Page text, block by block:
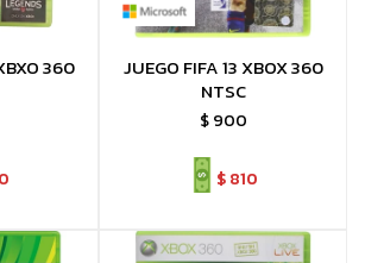
360
JUEGO FIFA 13 XBOX 360
NTSC
$ 900
$810